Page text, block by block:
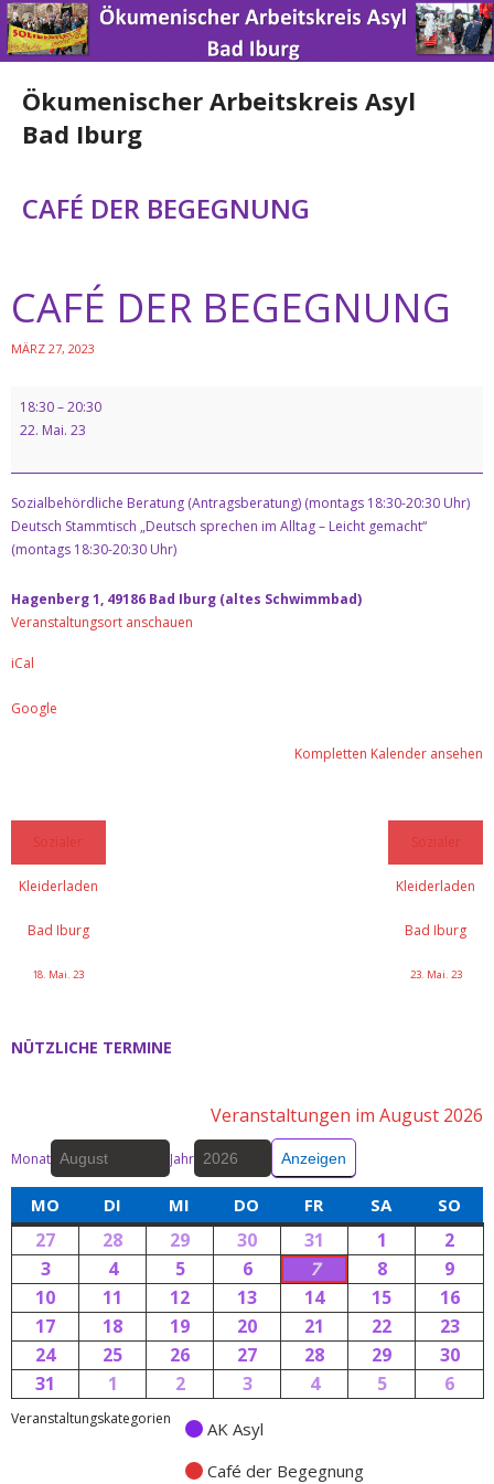
Ökumenischer Arbeitskreis Asyl
Bad Iburg
Home
Über uns
Engagement
Spenden
Kontakt
Datenschutz & Impresssum
CAFÉ DER BEGEGNUNG
CAFÉ DER BEGEGNUNG
MÄRZ 27, 2023
18:30–20:30
22. Mai. 23
Sozialbehördliche Beratung (Antragsberatung) (montags 18:30-20:30 Uhr)
Deutsch Stammtisch „Deutsch sprechen im Alltag – Leicht gemacht“
(montags 18:30-20:30 Uhr)
Hagenberg 1, 49186 Bad Iburg (altes Schwimmbad)
Veranstaltungsort anschauen
iCal
Google
Kompletten Kalender ansehen
Sozialer
Kleiderladen
Bad Iburg
18. Mai. 23
Sozialer
Kleiderladen
Bad Iburg
23. Mai. 23
NÜTZLICHE TERMINE
Veranstaltungen im August 2026
Monat Jahr
MO DI MI DO FR SA SO
27 28 29 30 31 1
2
3
4 5 6 7 8
9
10
11 12 13 14 15
16
17
18 19 20 21 22
23
24
25 26 27 28 29
30
31
1 2 3 4 5 6
Veranstaltungskategorien
AK Asyl
Café der Begegnung